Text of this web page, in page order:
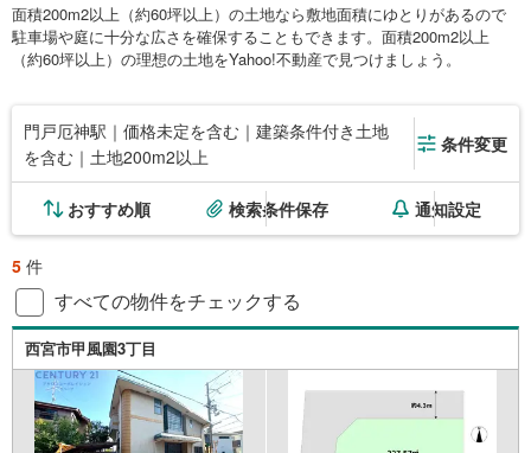
面積200m2以上（約60坪以上）の土地なら敷地面積にゆとりがあるので
駐車場や庭に十分な広さを確保することもできます。面積200m2以上
（約60坪以上）の理想の土地をYahoo!不動産で見つけましょう。
門戸厄神駅｜価格未定を含む｜建築条件付き土地
を含む｜土地200m2以上
条件変更
おすすめ順 検索条件保存 通知設定
5 件
すべての物件をチェックする
西宮市甲風園3丁目